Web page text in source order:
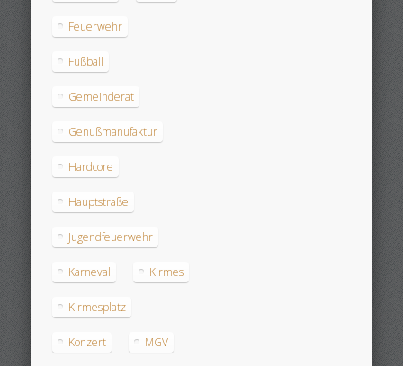
Feuerwehr
Fußball
Gemeinderat
Genußmanufaktur
Hardcore
Hauptstraße
Jugendfeuerwehr
Karneval Kirmes
Kirmesplatz
Konzert MGV